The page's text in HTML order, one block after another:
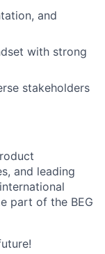
and
with strong
stakeholders
and leading
part of the BEG